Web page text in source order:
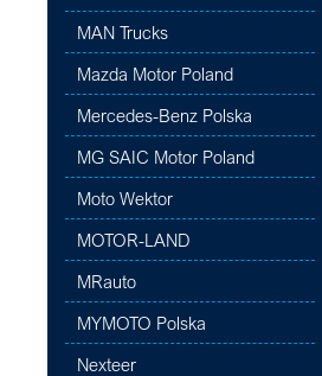
MAN Trucks
Mazda Motor Poland
Mercedes-Benz Polska
MG SAIC Motor Poland
Moto Wektor
MOTOR-LAND
MRauto
MYMOTO Polska
Nexteer